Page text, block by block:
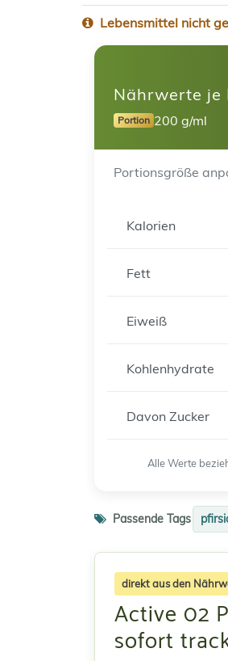
Lebensmittel nicht
Nährwerte je
Portion 200 g/ml
Portionsgröße
Kalorien
Fett
Eiweiß
Kohlenhydrate
Davon Zucker
Alle Werte
Passende Tags
direkt aus den
Active 02
sofort